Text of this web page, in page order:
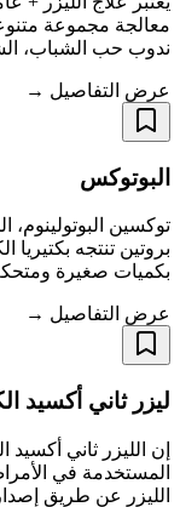
معالجة مجموعة
ندوب حب الشباب،
عرض التفاصيل →
البوتوكس
توكسين البوتولينوم،
بروتين تنتجه بكتيريا
بكميات صغيرة
عرض التفاصيل →
ليزر ثاني أكسيد
المستخدمة في
الليزر عن طريق